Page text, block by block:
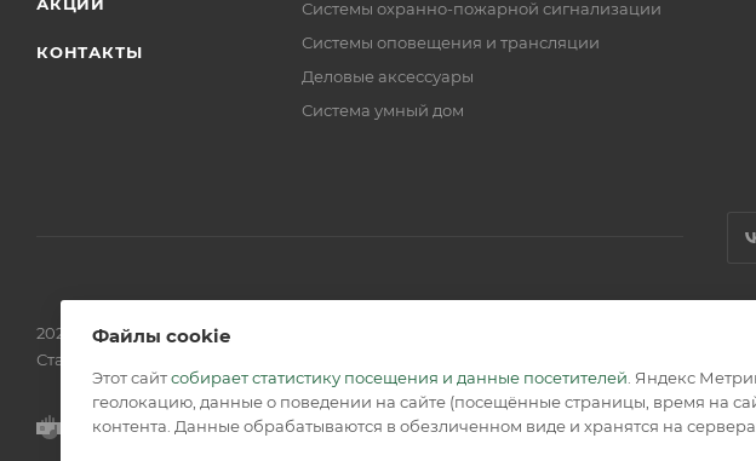
КОНТАКТЫ
Системы охранно-пожарной сигнализации
Системы оповещения и трансляции
Деловые аксессуары
Система умный дом
2026 © Обращаем Ваше внимание на то, что вся информация, размещенная на
Статьи 437 (2) ГК РФ.
Файлы cookie
Этот сайтсобирает статистику посещения и данные посетителей . Яндекс
геолокацию, данные о поведении на сайте (посещённые страницы, время на
контента. Данные обрабатываются в обезличенном виде и хранятся на